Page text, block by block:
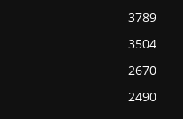
3789
3504
2670
2490